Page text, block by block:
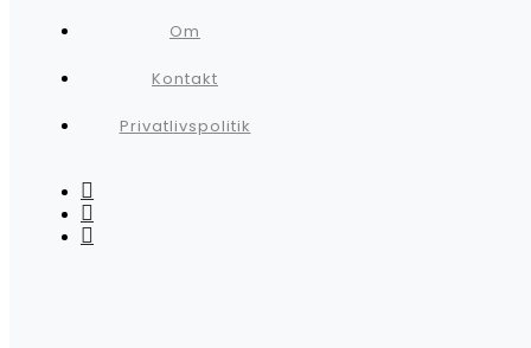
Om
Kontakt
Privatlivspolitik